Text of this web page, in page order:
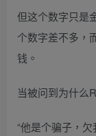
但这个数字只是
个数字差不多，
钱。
当被问到为什么
“他是个骗子，